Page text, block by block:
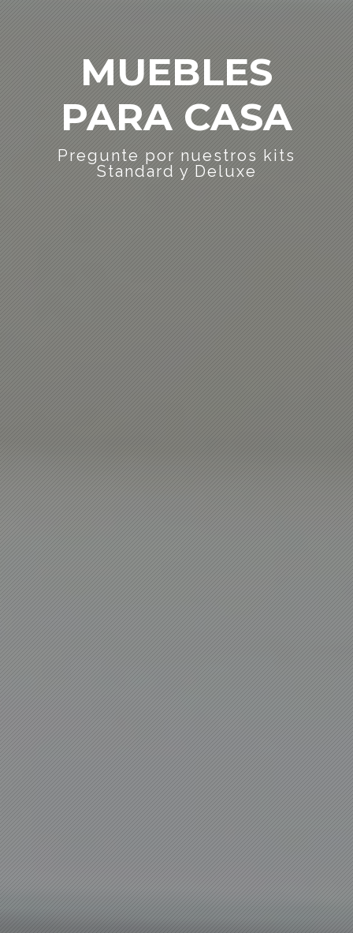
MUEBLES
PARA CASA
Pregunte por nuestros kits
Standard y Deluxe